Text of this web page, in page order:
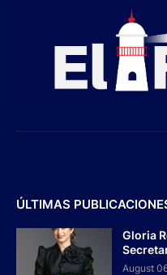
ÚLTIMAS
Gloria
August